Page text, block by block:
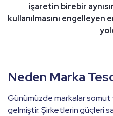
Marka
işaretin birebir
kullanılmasını engelleyen
Neden Marka
Günümüzde markalar somut
gelmiştir. Şirketlerin güçleri